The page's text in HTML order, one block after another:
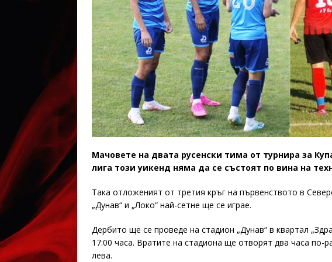
Мачовете на двата русенски тима от турнира за
лига този уикенд няма да се състоят по вина на
Така отложеният от третия кръг на първенството в
„Дунав“ и „Локо“ най-сетне ще се играе.
Дербито ще се проведе на стадион „Дунав“ в квартал
17:00 часа. Вратите на стадиона ще отворят два часа по-
лева.